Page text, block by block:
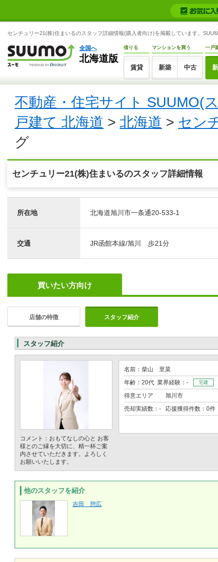
センチュリー21(株)住まいるのスタッフ詳細情報(購入者向け)を掲載しています。
全国へ
北海道版
借りる
賃貸
マンションを買う
新築 中古
一戸
不動産・住宅サイト SUUMO(
戸建て 北海道 > 北海道 > セン
グ
センチュリー21(株)住まいるのスタッフ詳細情報
所在地 北海道旭川市一条通20-533-1
交通 JR函館本線/旭川 歩21分
買いたい方向け
店舗の特徴 スタッフ紹介
スタッフ紹介
コメント：おもてなしの心と お客
様とのご縁を大切に、精一杯ご案
内させていただきます。よろしく
お願いいたします。
名前：柴山 里菜
年齢：20代 業界経験：-
宅建
得意エリア
旭川市
売却実績数：- 応援獲得件数：0件
他のスタッフを紹介
吉田 憩広